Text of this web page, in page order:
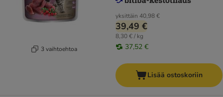
3 vaihtoehtoa
yksittäin 40,98 €
39,49 €
8,30 € / kg
37,52 €
Lisää ostoskoriin